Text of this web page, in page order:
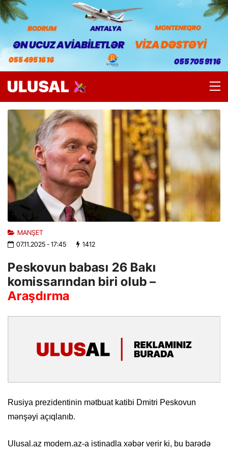
MANŞET
07.11.2025- 17:45 1412
Peskovun babası 26 Bakı
komissarından biri olub –
Araşdırma
Rusiya prezidentinin mətbuat katibi Dmitri Peskovun
mənşəyi açıqlanıb.
Ulusal.az modern.az-a istinadla xəbər verir ki, bu barədə